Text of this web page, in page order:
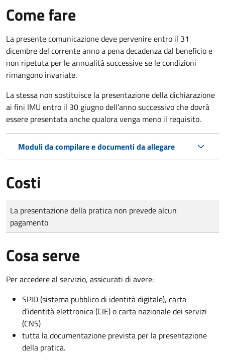
Come fare
La presente comunicazione deve pervenire entro il 31
dicembre del corrente anno a pena decadenza dal beneficio e
non ripetuta per le annualità successive se le condizioni
rimangono invariate.
La stessa non sostituisce la presentazione della dichiarazione
ai fini IMU entro il 30 giugno dell’anno successivo che dovrà
essere presentata anche qualora venga meno il requisito.
Moduli da compilare e documenti da allegare
Costi
Tipo di pagamento
Importo
La presentazione della pratica non prevede alcun
pagamento
Cosa serve
Per accedere al servizio, assicurati di avere:
SPID (sistema pubblico di identità digitale), carta
d’identità elettronica (CIE) o carta nazionale dei servizi
(CNS)
tutta la documentazione prevista per la presentazione
della pratica.